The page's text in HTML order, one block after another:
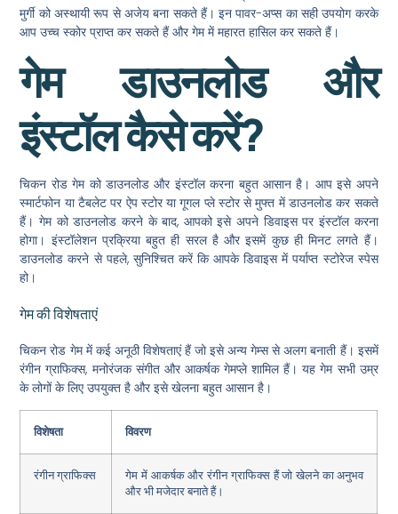
मुर्गी को अस्थायी रूप से अजेय बना सकते हैं। इन पावर-अप्स का सही उपयोग करके
आप उच्च स्कोर प्राप्त कर सकते हैं और गेम में महारत हासिल कर सकते हैं।
गेम डाउनलोड और
इंस्टॉल कैसे करें?
चिकन रोड गेम को डाउनलोड और इंस्टॉल करना बहुत आसान है। आप इसे अपने
स्मार्टफोन या टैबलेट पर ऐप स्टोर या गूगल प्ले स्टोर से मुफ्त में डाउनलोड कर सकते
हैं। गेम को डाउनलोड करने के बाद, आपको इसे अपने डिवाइस पर इंस्टॉल करना
होगा। इंस्टॉलेशन प्रक्रिया बहुत ही सरल है और इसमें कुछ ही मिनट लगते हैं।
डाउनलोड करने से पहले, सुनिश्चित करें कि आपके डिवाइस में पर्याप्त स्टोरेज स्पेस
हो।
गेम की विशेषताएं
चिकन रोड गेम में कई अनूठी विशेषताएं हैं जो इसे अन्य गेम्स से अलग बनाती हैं। इसमें
रंगीन ग्राफिक्स, मनोरंजक संगीत और आकर्षक गेमप्ले शामिल हैं। यह गेम सभी उम्र
के लोगों के लिए उपयुक्त है और इसे खेलना बहुत आसान है।
विशेषता विवरण
रंगीन ग्राफिक्स
गेम में आकर्षक और रंगीन ग्राफिक्स हैं जो खेलने का अनुभव
और भी मजेदार बनाते हैं।